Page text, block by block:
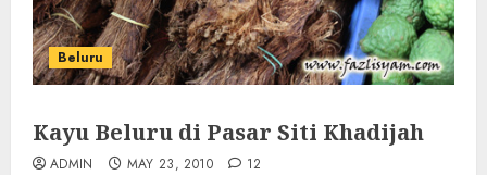
Beluru
Kayu Beluru di Pasar Siti Khadijah
ADMIN MAY 23, 2010 12